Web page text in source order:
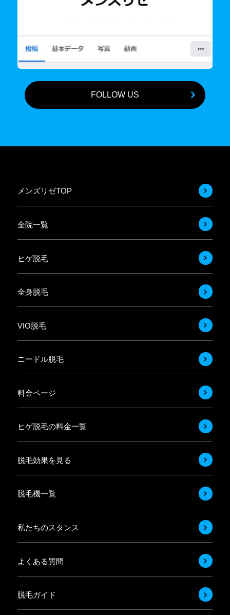
FOLLOW US
メンズリゼTOP
全院一覧
ヒゲ脱毛
全身脱毛
VIO脱毛
ニードル脱毛
料金ページ
ヒゲ脱毛の料金一覧
脱毛効果を見る
脱毛機一覧
私たちのスタンス
よくある質問
脱毛ガイド